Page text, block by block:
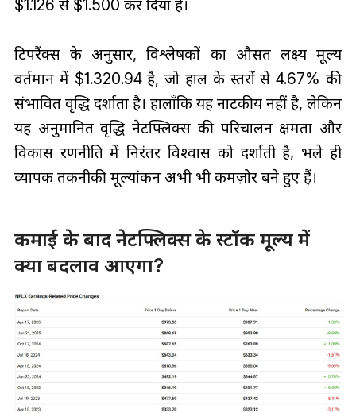
$1.126 से $1.500 कर दिया है।
टिपरैंक्स के अनुसार, विश्लेषकों का औसत लक्ष्य मूल्य
वर्तमान में $1.320.94 है, जो हाल के स्तरों से 4.67% की
संभावित वृद्धि दर्शाता है। हालाँकि यह नाटकीय नहीं है, लेकिन
यह अनुमानित वृद्धि नेटफ्लिक्स की परिचालन क्षमता और
विकास रणनीति में निरंतर विश्वास को दर्शाती है, भले ही
व्यापक तकनीकी मूल्यांकन अभी भी कमज़ोर बने हुए हैं।
कमाई के बाद नेटफ्लिक्स के स्टॉक मूल्य में
क्या बदलाव आएगा?